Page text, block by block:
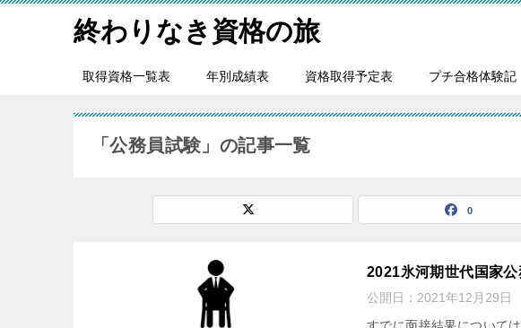
終わりなき資格の旅
取得資格一覧表 年別成績表 資格取得予定表 プチ合格体験記
「公務員試験」の記事一覧
0
2021氷河期世代国家
公開日： 2021年12月29日